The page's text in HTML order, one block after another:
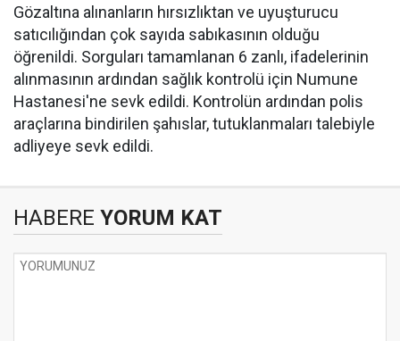
Gözaltına alınanların hırsızlıktan ve uyuşturucu
satıcılığından çok sayıda sabıkasının olduğu
öğrenildi. Sorguları tamamlanan 6 zanlı, ifadelerinin
alınmasının ardından sağlık kontrolü için Numune
Hastanesi'ne sevk edildi. Kontrolün ardından polis
araçlarına bindirilen şahıslar, tutuklanmaları talebiyle
adliyeye sevk edildi.
HABERE YORUM KAT